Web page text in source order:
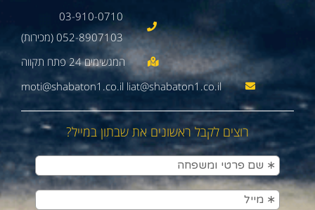
03-910-0710
052-8907103 (מכירות)
moti@shabaton1.co.il liat@shabaton1.co.il
רוצים לקבל ראשונים את שבתון במייל?